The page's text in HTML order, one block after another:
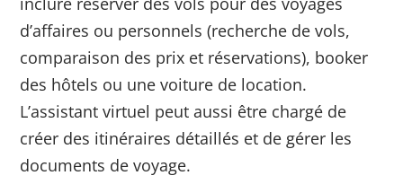
d’affaires ou personnels (recherche de vols,
comparaison des prix et réservations), booker
des hôtels ou une voiture de location.
L’assistant virtuel peut aussi être chargé de
créer des itinéraires détaillés et de gérer les
documents de voyage.